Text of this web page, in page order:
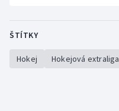
ŠTÍTKY
Hokej Hokejová extraliga